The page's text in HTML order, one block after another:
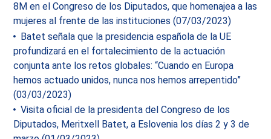
8M en el Congreso de los Diputados, que homenajea a las
mujeres al frente de las instituciones (07/03/2023)
Batet señala que la presidencia española de la UE
profundizará en el fortalecimiento de la actuación
conjunta ante los retos globales: “Cuando en Europa
hemos actuado unidos, nunca nos hemos arrepentido”
(03/03/2023)
Visita oficial de la presidenta del Congreso de los
Diputados, Meritxell Batet, a Eslovenia los días 2 y 3 de